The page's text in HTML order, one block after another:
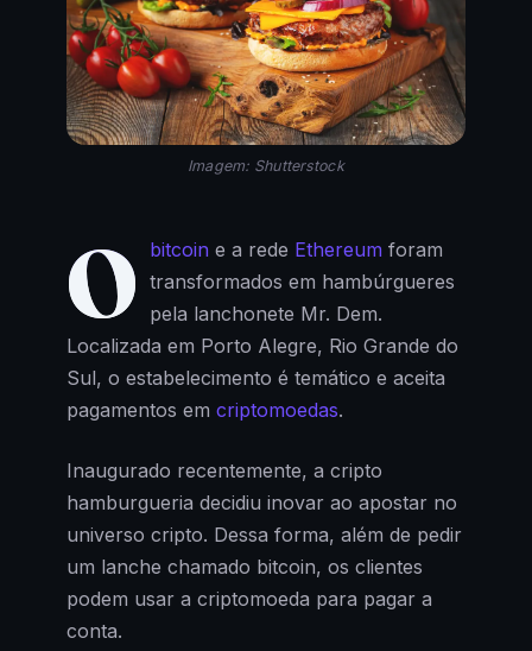
Imagem: Shutterstock
O bitcoine a rede Ethereumforam
transformados em hambúrgueres
pela lanchonete Mr. Dem.
Localizada em Porto Alegre, Rio Grande do
Sul, o estabelecimento é temático e aceita
pagamentos em criptomoedas.
Inaugurado recentemente, a cripto
hamburgueria decidiu inovar ao apostar no
universo cripto. Dessa forma, além de pedir
um lanche chamado bitcoin, os clientes
podem usar a criptomoeda para pagar a
conta.